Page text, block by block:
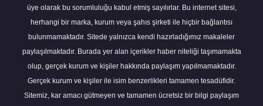
üye olarak bu sorumluluğu kabul etmiş sayılırlar. Bu internet sitesi,
herhangi bir marka, kurum veya şahıs şirketi ile hiçbir bağlantısı
bulunmamaktadır. Sitede yalnızca kendi hazırladığımız makaleler
paylaşılmaktadır. Burada yer alan içerikler haber niteliği taşımamakta
olup, gerçek kurum ve kişiler hakkında paylaşım yapılmamaktadır.
Gerçek kurum ve kişiler ile isim benzerlikleri tamamen tesadüfidir.
Sitemiz, kar amacı gütmeyen ve tamamen ücretsiz bir bilgi paylaşım